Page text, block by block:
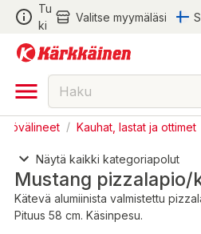
Tu
ki
Valitse myymäläsi
/ Kauhat, lastat ja ottimet
Näytä kaikki kategoriapolut
Mustang pizzalapio/
Kätevä alumiinista valmistettu
Pituus 58 cm. Käsinpesu.